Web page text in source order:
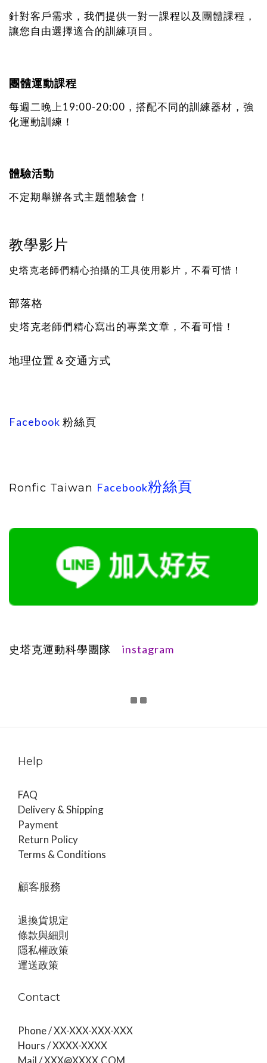
針對客戶需求，我們提供一對一課程以及團體課程，
讓您自由選擇適合的訓練項目。
團體運動課程
每週二晚上19:00-20:00，搭配不同的訓練器材，強
化運動訓練！
體驗活動
不定期舉辦各式主題體驗會！
教學影片
史塔克老師們精心拍攝的工具使用影片，不看可惜！
部落格
史塔克老師們精心寫出的專業文章，不看可惜！
地理位置＆交通方式
Facebook 粉絲頁
Ronfic Taiwan Facebook粉絲頁
史塔克運動科學團隊 instagram
Help
FAQ
Delivery & Shipping
Payment
Return Policy
Terms & Conditions
顧客服務
退換貨規定
條款與細則
隱私權政策
運送政策
Contact
Phone / XX-XXX-XXX-XXX
Hours / XXXX-XXXX
Mail / XXX@XXXX.COM